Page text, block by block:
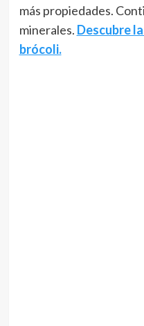
más propiedades.
minerales. Descubre
brócoli.